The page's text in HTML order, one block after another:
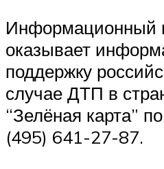
Информационный
оказывает
поддержку
случае ДТП в
“Зелёная карта”
(495) 641-27-87.